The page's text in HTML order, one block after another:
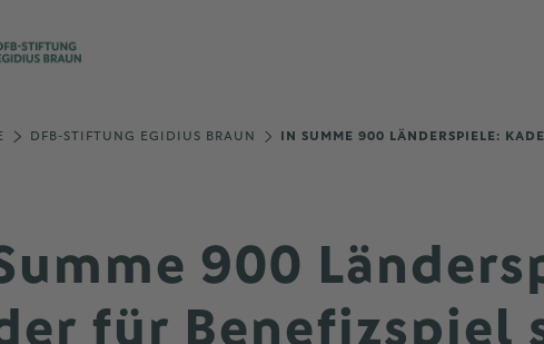
DFB-STIFTUNG EGIDIUS BRAUN IN SUMME 900 LÄNDERSPIELE:
900
für Benefizspiel